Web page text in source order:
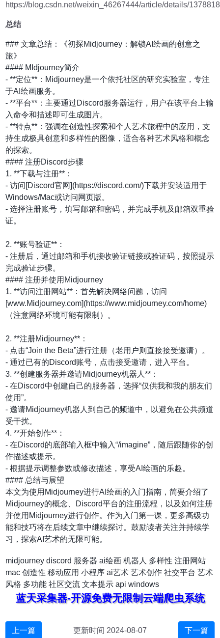
https://blog.csdn.net/weixin_46267444/article/details/
总结
### 文章总结：《初探Midjourney：解锁AI绘画的创意之
旅》
#### MIdjourney简介
- **定位**：Midjourney是一个依托社区的研究实验室，专注
于AI绘画服务。
- **平台**：主要通过Discord服务器运行，用户在该平台上输
入命令和描述即可生成图片。
- **特点**：强调在创造性探索和个人艺术旅程中的应用，支
持生成极具创意和多样性的图像，适合各种艺术风格和概念
的探索。
#### 注册Discord步骤
1. **下载与注册**：
- 访问[Discord官网](https://discord.com/)下载并安装适用于
Windows/Mac或访问网页版。
- 选择注册账号，填写邮箱和密码，并完成手机及邮箱双重验
证。
2. **账号验证**：
- 注册后，通过邮箱和手机接收验证链接或验证码，按照提示
完成验证步骤。
#### 注册并使用Midjourney
1. **访问注册网站**：首先解决网络问题，访问
[www.Midjourney.com](https://www.midjourney.com/home)
（注意网络环境可能有限制）。
2. **注册Midjourney**：
- 点击“Join the Beta”进行注册（老用户则直接接受邀请）。
- 通过已有的Discord账号，点击接受邀请，进入平台。
3. **创建服务器并邀请Midjourney机器人**：
- 在Discord中创建自己的服务器，选择“仅供我和我的朋友们
使用”。
- 邀请Midjourney机器人到自己的频道中，以避免在公共频道
受干扰。
4. **开始创作**：
- 在Discord的底部输入框中输入“/imagine”，随后跟随你的创
作描述或提示。
- 根据提示调整参数或修改描述，享受AI绘画的乐趣。
#### 总结与展望
本文为使用Midjourney进行AI绘画的入门指南，简要介绍了
Midjourney的概念、Discord平台的注册流程，以及如何注册
并使用Midjourney进行创作。作为入门第一课，更多高级功
能和技巧将在后续文章中继续探讨。鼓励读者关注并持续学
习，探索AI艺术的无限可能。
midjourney discord 服务器 ai绘画 机器人 多样性 注册网站
mac 创造性 移动应用 小程序 ai艺术 艺术创作 社交平台 艺术
风格 多功能 社区交流 文本提示 api windows
蓝天采集器-开源免费无限制云端爬虫系统
上一篇 更新时间 2024-08-07 下一篇